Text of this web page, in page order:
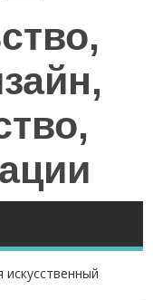
искусственный